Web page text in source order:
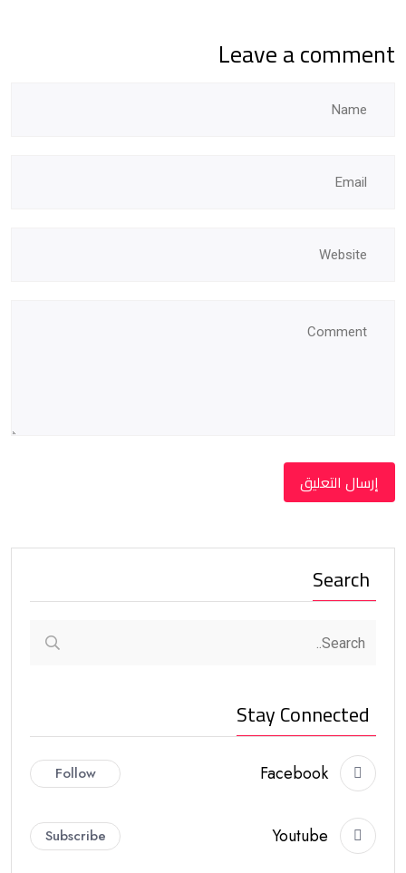
Leave a comment
Search
Stay Connected
Facebook
Follow
Youtube
Subscribe